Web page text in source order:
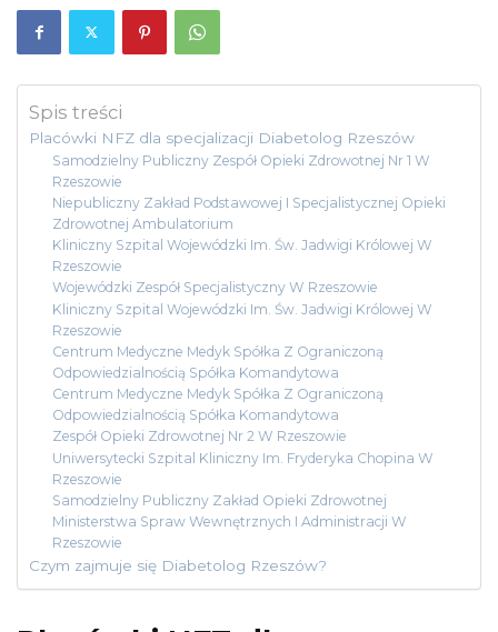
Spis treści
Placówki NFZ dla specjalizacji Diabetolog Rzeszów
Samodzielny Publiczny Zespół Opieki Zdrowotnej Nr 1 W
Rzeszowie
Niepubliczny Zakład Podstawowej I Specjalistycznej Opieki
Zdrowotnej Ambulatorium
Kliniczny Szpital Wojewódzki Im. Św. Jadwigi Królowej W
Rzeszowie
Wojewódzki Zespół Specjalistyczny W Rzeszowie
Kliniczny Szpital Wojewódzki Im. Św. Jadwigi Królowej W
Rzeszowie
Centrum Medyczne Medyk Spółka Z Ograniczoną
Odpowiedzialnością Spółka Komandytowa
Centrum Medyczne Medyk Spółka Z Ograniczoną
Odpowiedzialnością Spółka Komandytowa
Zespół Opieki Zdrowotnej Nr 2 W Rzeszowie
Uniwersytecki Szpital Kliniczny Im. Fryderyka Chopina W
Rzeszowie
Samodzielny Publiczny Zakład Opieki Zdrowotnej
Ministerstwa Spraw Wewnętrznych I Administracji W
Rzeszowie
Czym zajmuje się Diabetolog Rzeszów?